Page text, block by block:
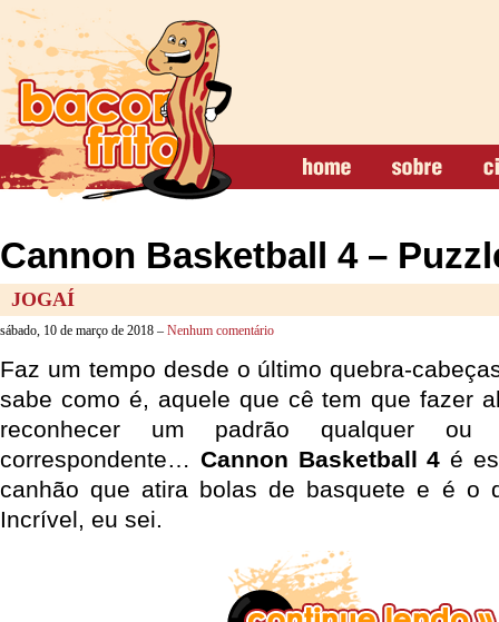
Cannon Basketball 4 –
JOGAÍ
sábado, 10 de março de 2018 – Nenhum comentário
Faz um tempo desde o último quebra-
sabe como é, aquele que cê tem que fazer
reconhecer um padrão qualquer
correspondente… Cannon Basketball 4 é
canhão que atira bolas de basquete e é o
Incrível, eu sei.